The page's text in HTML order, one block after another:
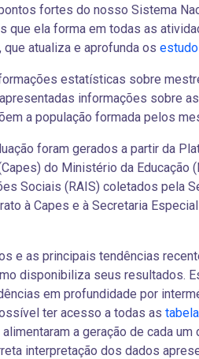
fortes do nosso Sistema
que ela forma em todas as
atualiza e aprofunda os
estatísticas sobre
informações sobre
a população formada pelos
foram gerados a partir da
do Ministério da
Sociais (RAIS) coletados pela
à Capes e à Secretaria
e as principais tendências
disponibiliza seus resultados.
em profundidade por
ter acesso a todas as
a geração de cada
interpretação dos dados